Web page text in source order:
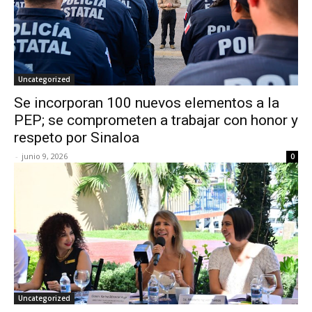
Uncategorized
Se incorporan 100 nuevos elementos a la
PEP; se comprometen a trabajar con honor y
respeto por Sinaloa
- junio 9, 2026 0
Uncategorized